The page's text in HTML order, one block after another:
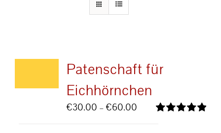
Patenschaft für
Eichhörnchen
€30.00 –€60.00Preisspanne: